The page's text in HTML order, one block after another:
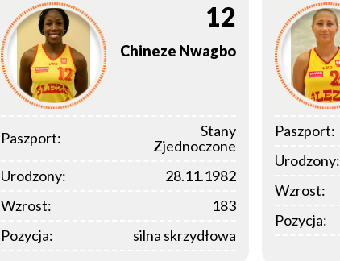
12
Chineze Nwagbo
Paszport:
Stany
Zjednoczone
Urodzony:
28.11.1982
Wzrost:
183
Pozycja:
silna skrzydłowa
Paszport:
Urodzony:
Wzrost:
Pozycja: